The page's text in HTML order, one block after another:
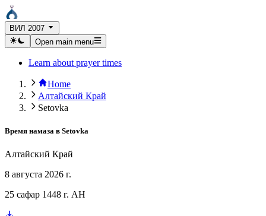
ВИЛ 2007
Open main menu
Learn about prayer times
Home
Алтайский Край
Setovka
Время намаза в Setovka
Алтайский Край
8 августа 2026 г.
25 сафар 1448 г. AH